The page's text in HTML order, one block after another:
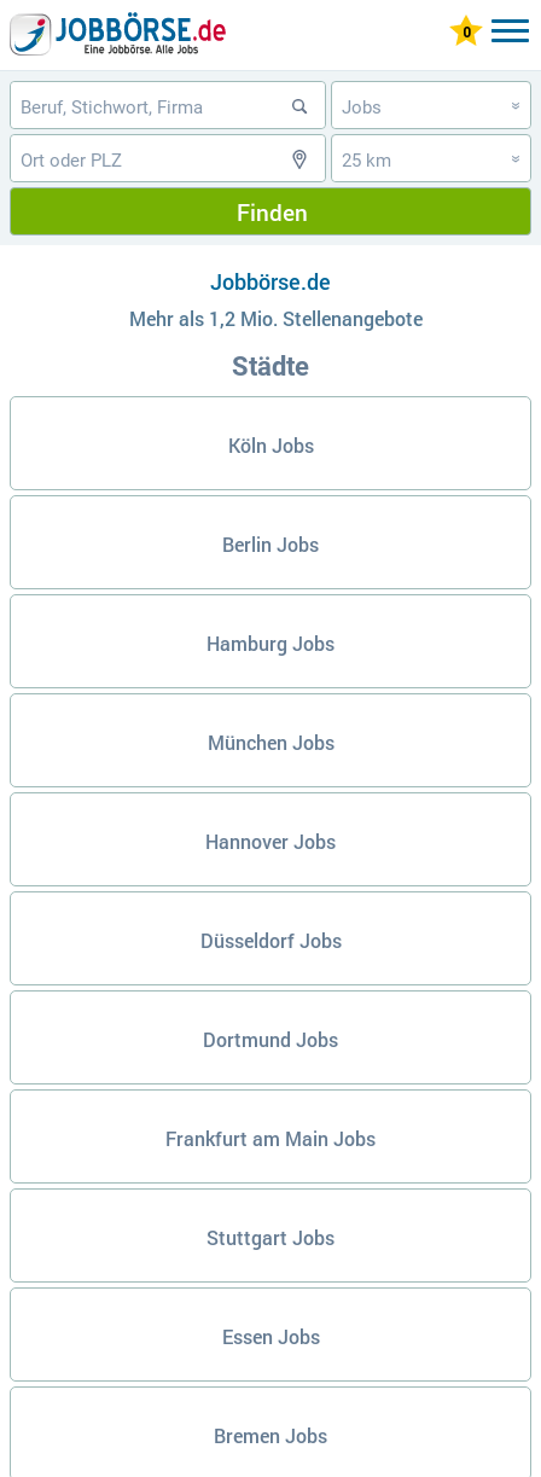
Jobs »
25 km »
Finden
Jobbörse.de
Mehr als 1,2 Mio. Stellenangebote
Städte
Köln Jobs
Berlin Jobs
Hamburg Jobs
München Jobs
Hannover Jobs
Düsseldorf Jobs
Dortmund Jobs
Frankfurt am Main Jobs
Stuttgart Jobs
Essen Jobs
Bremen Jobs